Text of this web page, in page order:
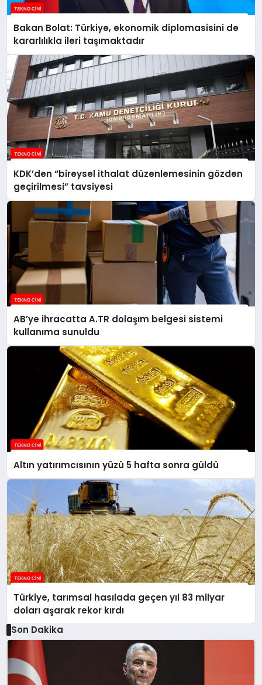
Bakan Bolat: Türkiye, ekonomik diplomasisini de
kararlılıkla ileri taşımaktadır
KDK’den “bireysel ithalat düzenlemesinin gözden
geçirilmesi” tavsiyesi
AB’ye ihracatta A.TR dolaşım belgesi sistemi
kullanıma sunuldu
Altın yatırımcısının yüzü 5 hafta sonra güldü
Türkiye, tarımsal hasılada geçen yıl 83 milyar
doları aşarak rekor kırdı
Son Dakika